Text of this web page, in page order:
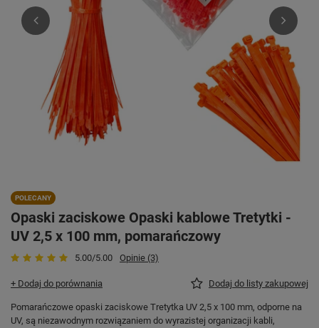
POLECANY
Opaski zaciskowe Opaski kablowe Tretytki -
UV 2,5 x 100 mm, pomarańczowy
5.00/5.00 Opinie (3)
+ Dodaj do porównania Dodaj do listy zakupowej
Pomarańczowe opaski zaciskowe Tretytka UV 2,5 x 100 mm, odporne na
UV, są niezawodnym rozwiązaniem do wyrazistej organizacji kabli,